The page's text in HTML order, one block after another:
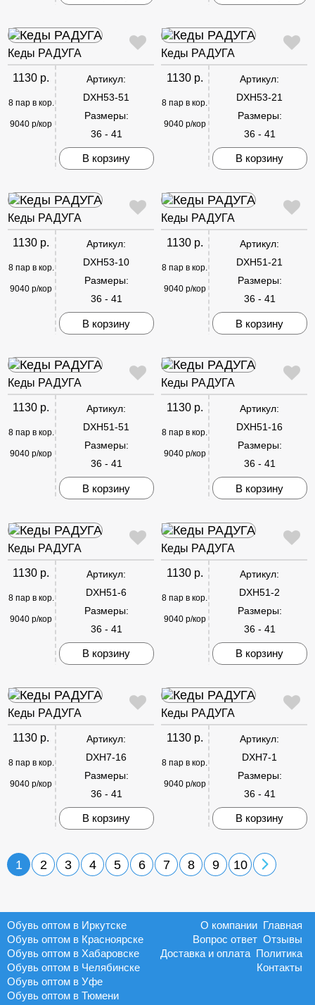
Кеды РАДУГА
1130 р.
8 пар в кор.
9040 р/кор
Артикул:
DXH53-51
Размеры:
36 - 41
В корзину
Кеды РАДУГА
1130 р.
8 пар в кор.
9040 р/кор
Артикул:
DXH53-21
Размеры:
36 - 41
В корзину
Кеды РАДУГА
1130 р.
8 пар в кор.
9040 р/кор
Артикул:
DXH53-10
Размеры:
36 - 41
В корзину
Кеды РАДУГА
1130 р.
8 пар в кор.
9040 р/кор
Артикул:
DXH51-21
Размеры:
36 - 41
В корзину
Кеды РАДУГА
1130 р.
8 пар в кор.
9040 р/кор
Артикул:
DXH51-51
Размеры:
36 - 41
В корзину
Кеды РАДУГА
1130 р.
8 пар в кор.
9040 р/кор
Артикул:
DXH51-16
Размеры:
36 - 41
В корзину
Кеды РАДУГА
1130 р.
8 пар в кор.
9040 р/кор
Артикул:
DXH51-6
Размеры:
36 - 41
В корзину
Кеды РАДУГА
1130 р.
8 пар в кор.
9040 р/кор
Артикул:
DXH51-2
Размеры:
36 - 41
В корзину
Кеды РАДУГА
1130 р.
8 пар в кор.
9040 р/кор
Артикул:
DXH7-16
Размеры:
36 - 41
В корзину
Кеды РАДУГА
1130 р.
8 пар в кор.
9040 р/кор
Артикул:
DXH7-1
Размеры:
36 - 41
В корзину
1 2 3 4 5 6 7 8 9 10
Обувь оптом в Иркутске
Обувь оптом в Красноярске
Обувь оптом в Хабаровске
Обувь оптом в Челябинске
Обувь оптом в Уфе
Обувь оптом в Тюмени
Главная
О компании
Отзывы
Вопрос ответ
Политика
Доставка и оплата
Контакты